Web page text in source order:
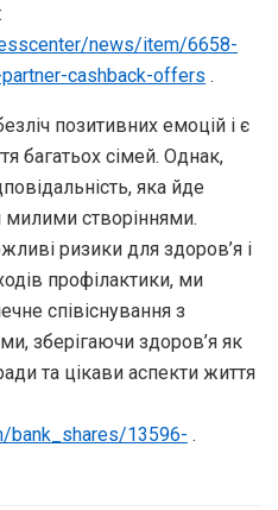
news/item/6658-
cashback-offers .
позитивних емоцій і є
багатьох сімей. Однак,
яка йде
створіннями.
ризики для здоров’я і
профілактики, ми
співіснування з
зберігаючи здоров’я як
та цікави аспекти життя
bank_shares/13596- .